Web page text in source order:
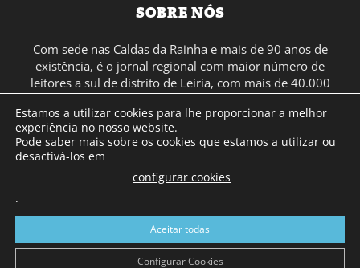
SOBRE NÓS
Com sede nas Caldas da Rainha e mais de 90 anos de
existência, é o jornal regional com maior número de
leitores a sul de distrito de Leiria, com mais de 40.000
em Portugal Continental e assinatura online.
SIGA-NOS
Estamos a utilizar cookies para lhe proporcionar a melhor
experiência no nosso website.
Pode saber mais sobre os cookies que estamos a utilizar ou
desactivá-los em
configurar cookies
.
Aceitar todas
Configurar Cookies